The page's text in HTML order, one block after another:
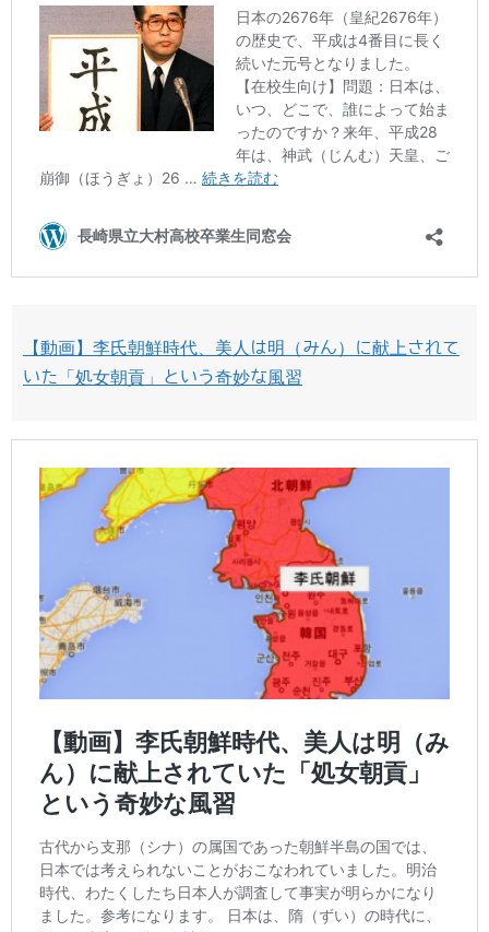
【動画】李氏朝鮮時代、美人は明（みん）に献上されて
いた「処女朝貢」という奇妙な風習